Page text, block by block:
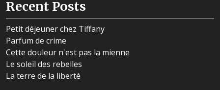
Recent Posts
Petit déjeuner chez Tiffany
Parfum de crime
Cette douleur n'est pas la mienne
Le soleil des rebelles
La terre de la liberté